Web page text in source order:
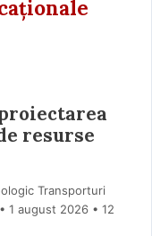
resurse
Transporturi
1 august 2026 • 12